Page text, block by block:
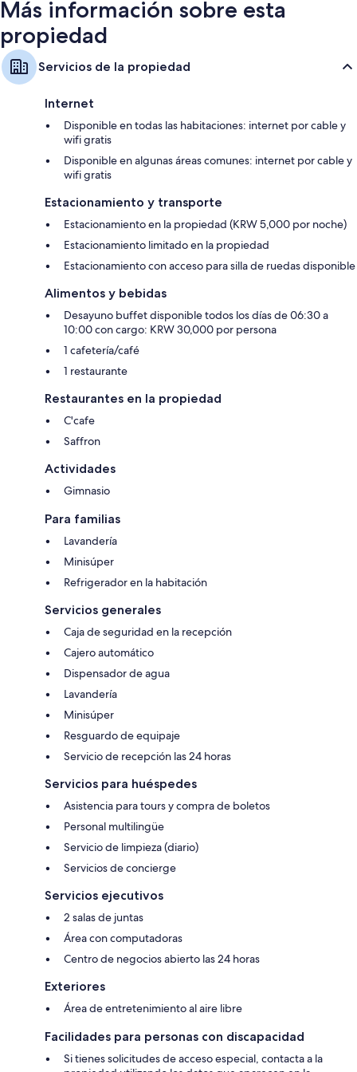
Más información sobre esta
propiedad
Servicios de la propiedad
Internet
Disponible en todas las habitaciones: internet por cable y
wifi gratis
Disponible en algunas áreas comunes: internet por cable y
wifi gratis
Estacionamiento y transporte
Estacionamiento en la propiedad (KRW 5,000 por noche)
Estacionamiento limitado en la propiedad
Estacionamiento con acceso para silla de ruedas disponible
Alimentos y bebidas
Desayuno buffet disponible todos los días de 06:30 a
10:00 con cargo: KRW 30,000 por persona
1 cafetería/café
1 restaurante
Restaurantes en la propiedad
C'cafe
Saffron
Actividades
Gimnasio
Para familias
Lavandería
Minisúper
Refrigerador en la habitación
Servicios generales
Caja de seguridad en la recepción
Cajero automático
Dispensador de agua
Lavandería
Minisúper
Resguardo de equipaje
Servicio de recepción las 24 horas
Servicios para huéspedes
Asistencia para tours y compra de boletos
Personal multilingüe
Servicio de limpieza (diario)
Servicios de concierge
Servicios ejecutivos
2 salas de juntas
Área con computadoras
Centro de negocios abierto las 24 horas
Exteriores
Área de entretenimiento al aire libre
Facilidades para personas con discapacidad
Si tienes solicitudes de acceso especial, contacta a la